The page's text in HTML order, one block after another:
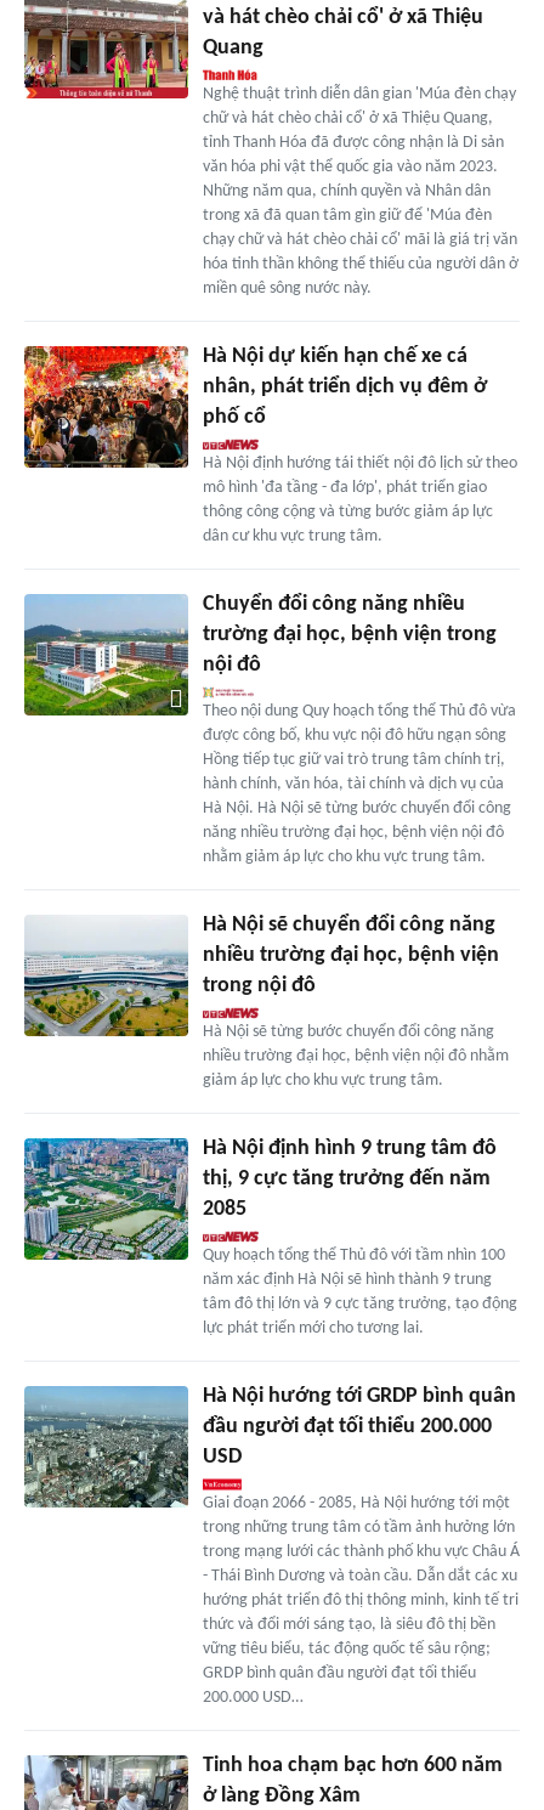
và hát chèo chải cổ' ở xã Thiệu
Quang
Nghệ thuật trình diễn dân gian 'Múa đèn chạy
chữ và hát chèo chải cổ' ở xã Thiệu Quang,
tỉnh Thanh Hóa đã được công nhận là Di sản
văn hóa phi vật thể quốc gia vào năm 2023.
Những năm qua, chính quyền và Nhân dân
trong xã đã quan tâm gìn giữ để 'Múa đèn
chạy chữ và hát chèo chải cổ' mãi là giá trị văn
hóa tinh thần không thể thiếu của người dân ở
miền quê sông nước này.
Hà Nội dự kiến hạn chế xe cá
nhân, phát triển dịch vụ đêm ở
phố cổ
Hà Nội định hướng tái thiết nội đô lịch sử theo
mô hình 'đa tầng - đa lớp', phát triển giao
thông công cộng và từng bước giảm áp lực
dân cư khu vực trung tâm.
Chuyển đổi công năng nhiều
trường đại học, bệnh viện trong
nội đô
Theo nội dung Quy hoạch tổng thể Thủ đô vừa
được công bố, khu vực nội đô hữu ngạn sông
Hồng tiếp tục giữ vai trò trung tâm chính trị,
hành chính, văn hóa, tài chính và dịch vụ của
Hà Nội. Hà Nội sẽ từng bước chuyển đổi công
năng nhiều trường đại học, bệnh viện nội đô
nhằm giảm áp lực cho khu vực trung tâm.
Hà Nội sẽ chuyển đổi công năng
nhiều trường đại học, bệnh viện
trong nội đô
Hà Nội sẽ từng bước chuyển đổi công năng
nhiều trường đại học, bệnh viện nội đô nhằm
giảm áp lực cho khu vực trung tâm.
Hà Nội định hình 9 trung tâm đô
thị, 9 cực tăng trưởng đến năm
2085
Quy hoạch tổng thể Thủ đô với tầm nhìn 100
năm xác định Hà Nội sẽ hình thành 9 trung
tâm đô thị lớn và 9 cực tăng trưởng, tạo động
lực phát triển mới cho tương lai.
Hà Nội hướng tới GRDP bình quân
đầu người đạt tối thiểu 200.000
USD
Giai đoạn 2066 - 2085, Hà Nội hướng tới một
trong những trung tâm có tầm ảnh hưởng lớn
trong mạng lưới các thành phố khu vực Châu Á
- Thái Bình Dương và toàn cầu. Dẫn dắt các xu
hướng phát triển đô thị thông minh, kinh tế tri
thức và đổi mới sáng tạo, là siêu đô thị bền
vững tiêu biểu, tác động quốc tế sâu rộng;
GRDP bình quân đầu người đạt tối thiểu
200.000 USD…
Tinh hoa chạm bạc hơn 600 năm
ở làng Đồng Xâm